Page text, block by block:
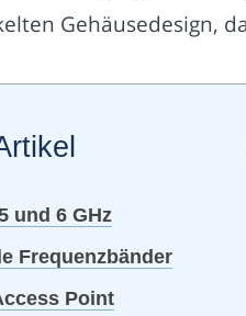
Gehäusedesign,
und 6 GHz
Frequenzbänder
Point